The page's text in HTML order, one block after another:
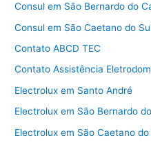
Consul em São Bernardo do
Consul em São Caetano do
Contato ABCD TEC
Contato Assistência
Electrolux em Santo André
Electrolux em São Bernardo
Electrolux em São Caetano do